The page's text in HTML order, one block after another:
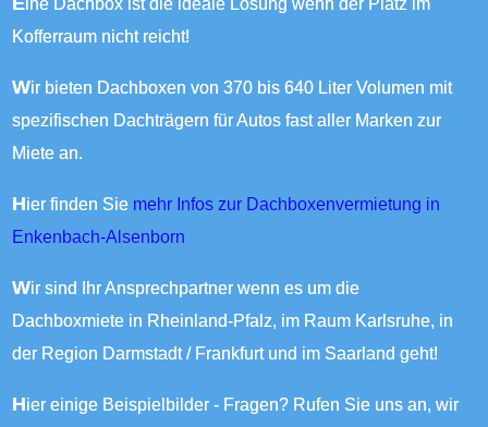
Kofferraum nicht reicht!
Wir bieten Dachboxen von 370 bis 640 Liter Volumen mit
spezifischen Dachträgern für Autos fast aller Marken zur
Miete an.
Hier finden Sie mehr Infos zur Dachboxenvermietung in
Enkenbach-Alsenborn
Wir sind Ihr Ansprechpartner wenn es um die
Dachboxmiete in Rheinland-Pfalz, im Raum Karlsruhe, in
der Region Darmstadt / Frankfurt und im Saarland geht!
Hier einige Beispielbilder - Fragen? Rufen Sie uns an, wir